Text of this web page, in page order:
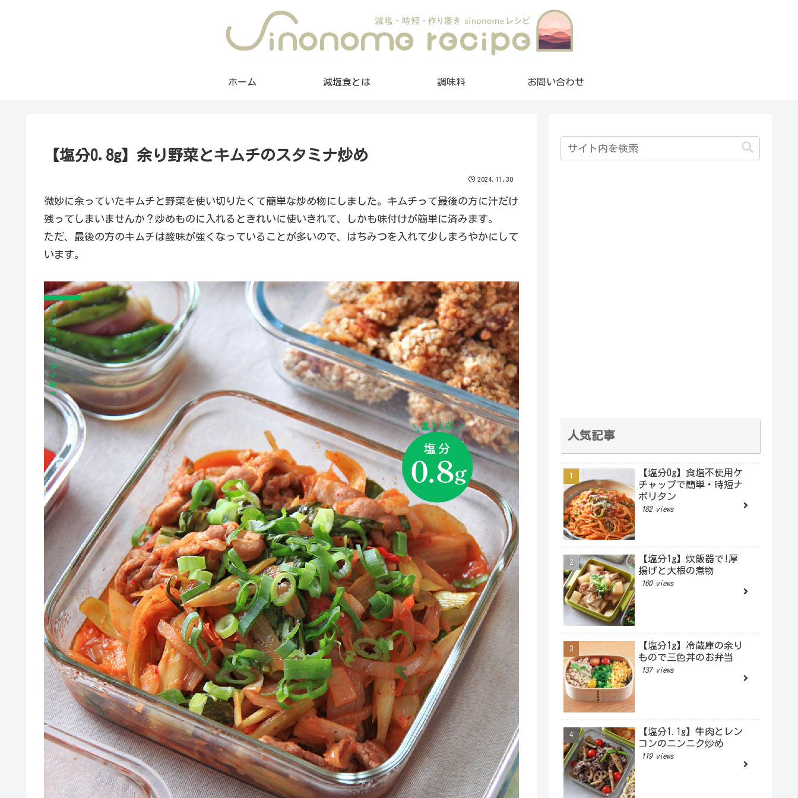
ホーム 減塩食とは 調味料 お問い合わせ
【塩分0.8g】余り野菜とキムチのスタミナ炒め
2024.11.30
微妙に余っていたキムチと野菜を使い切りたくて簡単な炒め物にしました。キムチって最後の方に汁だけ
残ってしまいませんか？炒めものに入れるときれいに使いきれて、しかも味付けが簡単に済みます。
ただ、最後の方のキムチは酸味が強くなっていることが多いので、はちみつを入れて少しまろやかにして
います。
人気記事
【塩分0g】食塩不使用ケ
チャップで簡単・時短ナ
ポリタン
182 views
【塩分1g】炊飯器で!厚
揚げと大根の煮物
160 views
【塩分1g】冷蔵庫の余り
もので三色丼のお弁当
137 views
【塩分1.1g】牛肉とレン
コンのニンニク炒め
119 views